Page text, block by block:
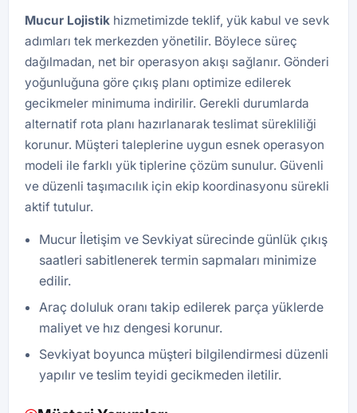
Mucur Lojistik hizmetimizde teklif, yük kabul ve sevk
adımları tek merkezden yönetilir. Böylece süreç
dağılmadan, net bir operasyon akışı sağlanır. Gönderi
yoğunluğuna göre çıkış planı optimize edilerek
gecikmeler minimuma indirilir. Gerekli durumlarda
alternatif rota planı hazırlanarak teslimat sürekliliği
korunur. Müşteri taleplerine uygun esnek operasyon
modeli ile farklı yük tiplerine çözüm sunulur. Güvenli
ve düzenli taşımacılık için ekip koordinasyonu sürekli
aktif tutulur.
Mucur İletişim ve Sevkiyat sürecinde günlük çıkış
saatleri sabitlenerek termin sapmaları minimize
edilir.
Araç doluluk oranı takip edilerek parça yüklerde
maliyet ve hız dengesi korunur.
Sevkiyat boyunca müşteri bilgilendirmesi düzenli
yapılır ve teslim teyidi gecikmeden iletilir.